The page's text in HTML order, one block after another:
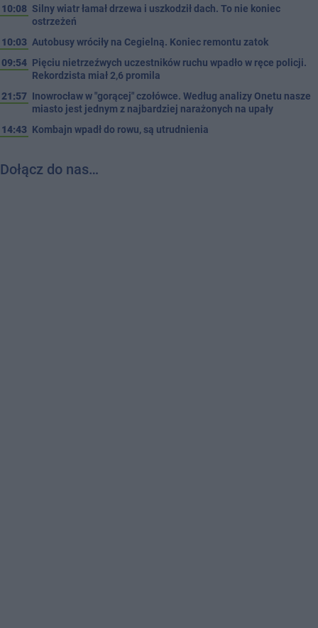
10:08 Silny wiatr łamał drzewa i uszkodził dach. To nie koniec
ostrzeżeń
10:03 Autobusy wróciły na Cegielną. Koniec remontu zatok
09:54 Pięciu nietrzeźwych uczestników ruchu wpadło w ręce policji.
Rekordzista miał 2,6 promila
21:57 Inowrocław w "gorącej" czołówce. Według analizy Onetu nasze
miasto jest jednym z najbardziej narażonych na upały
14:43 Kombajn wpadł do rowu, są utrudnienia
Dołącz do nas…